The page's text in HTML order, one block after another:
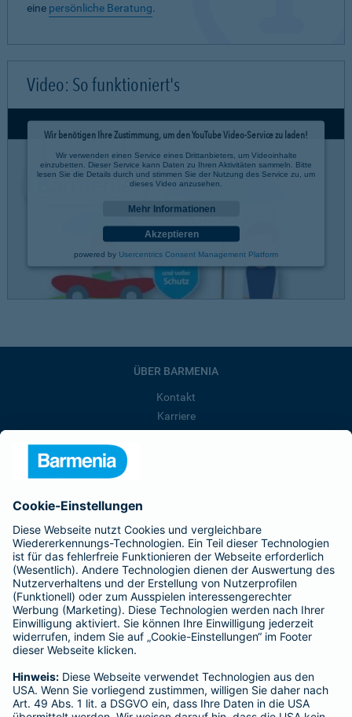
eine persönliche Beratung.
Video: So funktioniert's
Wir benötigen Ihre Zustimmung, um den YouTube Video-Service zu laden!
Wir verwenden einen Service eines Drittanbieters, um Videoinhalte
einzubetten. Dieser Service kann Daten zu Ihren Aktivitäten sammeln. Bitte
lesen Sie die Details durch und stimmen Sie der Nutzung des Service zu, um
dieses Video anzusehen.
Mehr Informationen
Akzeptieren
powered by Usercentrics Consent Management Platform
ÜBER BARMENIA
Kontakt
Karriere
Barmenia ist Teil der BarmeniaGothaer
BELIEBTE SEITEN
Kranken-Zusatzversicherung
Tierversicherungen
Haftpflichtversicherung
Hausratversicherung
Adresse ändern
Schaden melden